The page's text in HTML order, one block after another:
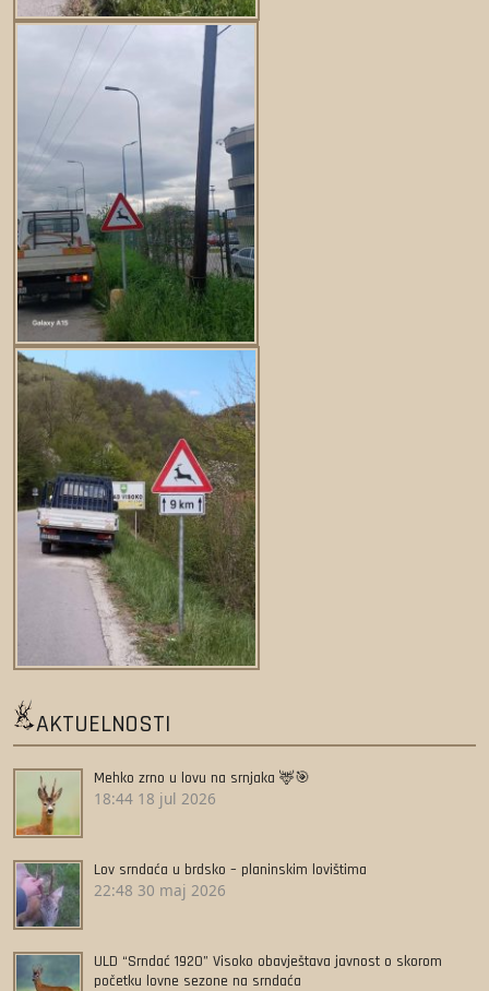
AKTUELNOSTI
Mehko zrno u lovu na srnjaka 🦌🎯
18:44 18 jul 2026
Lov srndaća u brdsko – planinskim lovištima
22:48 30 maj 2026
ULD “Srndać 1920” Visoko obavještava javnost o skorom
početku lovne sezone na srndaća